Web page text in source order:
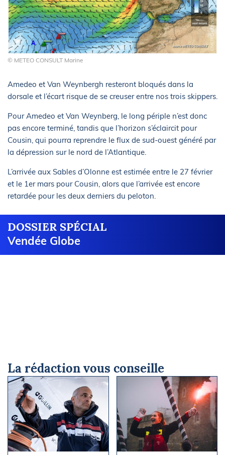
© METEO CONSULT Marine
Amedeo et Van Weynbergh resteront bloqués dans la
dorsale et l’écart risque de se creuser entre nos trois skippers.
Pour Amedeo et Van Weynberg, le long périple n’est donc
pas encore terminé, tandis que l’horizon s’éclaircit pour
Cousin, qui pourra reprendre le flux de sud-ouest généré par
la dépression sur le nord de l’Atlantique.
L’arrivée aux Sables d’Olonne est estimée entre le 27 février
et le 1er mars pour Cousin, alors que l’arrivée est encore
retardée pour les deux derniers du peloton.
DOSSIER SPÉCIAL
Vendée Globe
La rédaction vous conseille